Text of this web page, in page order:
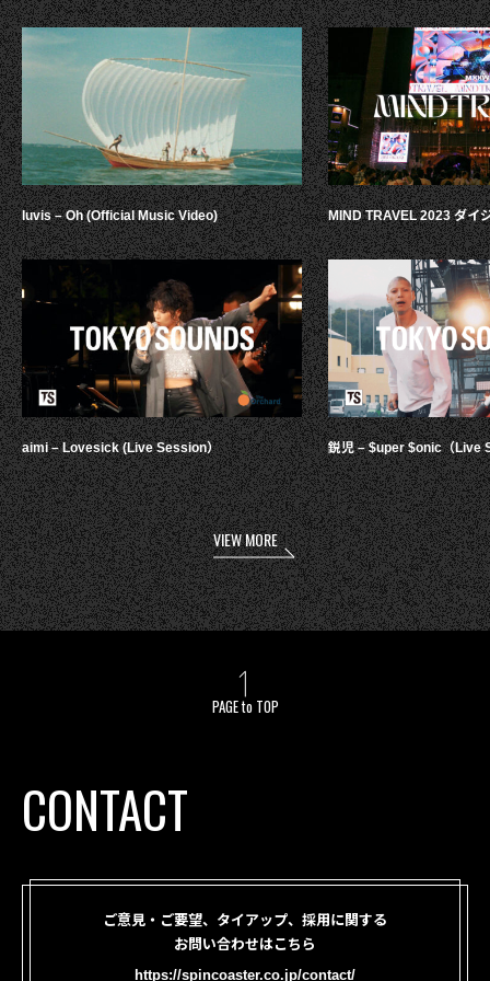
luvis – Oh (Official Music Video)
aimi – Lovesick (Live Session）
MIND TRAVEL 2023 ダイ
鋭児 – $uper $onic（Live
VIEW MORE
PAGE to TOP
CONTACT
ご意見・ご要望、タイアップ、採用に関する
お問い合わせはこちら
https://spincoaster.co.jp/contact/